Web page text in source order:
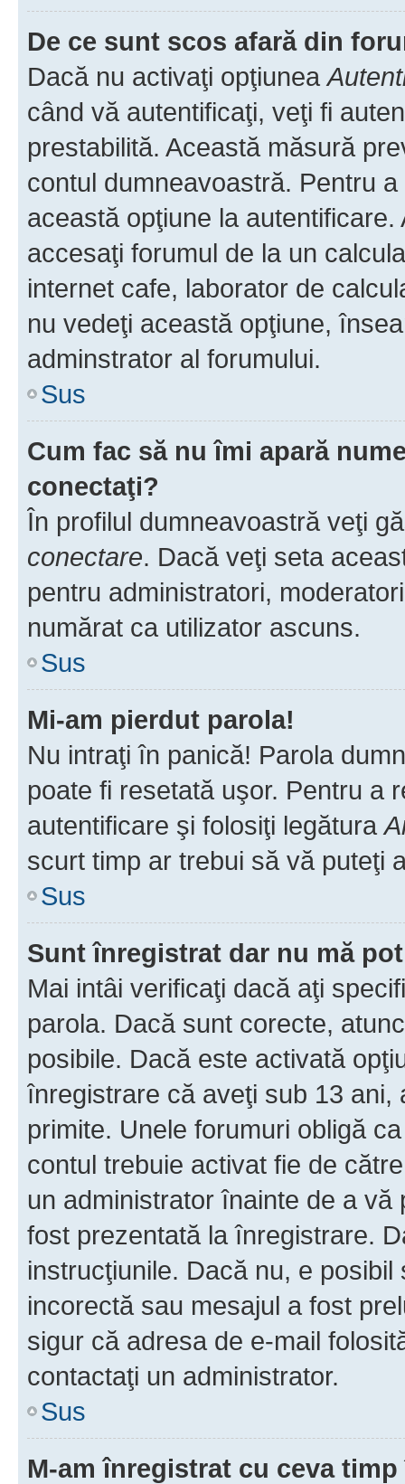
De ce sunt scos afară din
Dacă nu activaţi opţiunea
când vă autentificaţi, veţi fi
prestabilită. Această măsură
contul dumneavoastră. Pentru
această opţiune la
accesaţi forumul de la un
internet cafe, laborator de
nu vedeţi această opţiune,
adminstrator al forumului.
Sus
Cum fac să nu îmi apară
conectaţi?
În profilul dumneavoastră veţi
conectare. Dacă veţi seta
pentru administratori,
numărat ca utilizator ascuns.
Sus
Mi-am pierdut parola!
Nu intraţi în panică! Parola
poate fi resetată uşor. Pentru a
autentificare şi folosiţi legătura
scurt timp ar trebui să vă puteţi
Sus
Sunt înregistrat dar nu mă
Mai intâi verificaţi dacă aţi
parola. Dacă sunt corecte,
posibile. Dacă este activată
înregistrare că aveţi sub 13
primite. Unele forumuri obligă
contul trebuie activat fie de
un administrator înainte de a
fost prezentată la înregistrare.
instrucţiunile. Dacă nu, e
incorectă sau mesajul a fost
sigur că adresa de e-mail
contactaţi un administrator.
Sus
M-am înregistrat cu ceva